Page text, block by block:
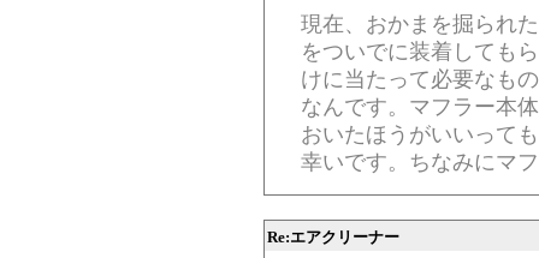
現在、おかまを掘られ
をついでに装着しても
けに当たって必要なも
なんです。マフラー本
おいたほうがいいって
幸いです。ちなみにマ
Re:エアクリーナー